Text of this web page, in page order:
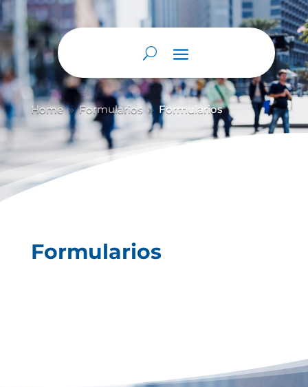
Abrir barra de herramientas
Home 9 Formularios 9 Formularios
Formularios